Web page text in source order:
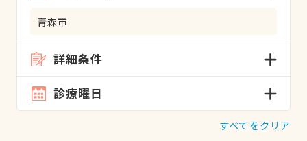
青森市
詳細条件
診療曜日
すべてをクリア